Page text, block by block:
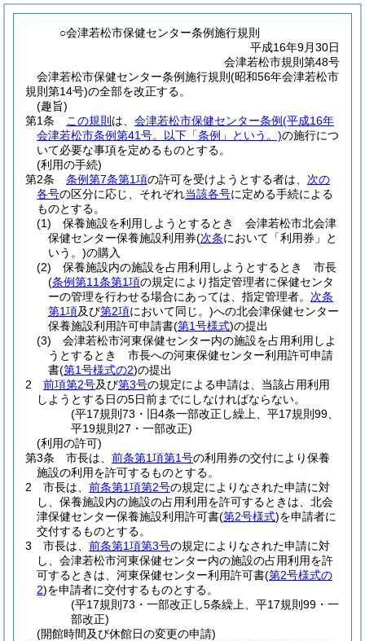
○会津若松市保健センター条例施行規則
平成16年9月30日
会津若松市規則第48号
会津若松市保健センター条例施行規則(昭和56年会津若松市
規則第14号)の全部を改正する。
(趣旨)
第1条
この規則 は、 会津若松市保健センター条例(平成16年
会津若松市条例第41号。以下「条例」という。)の施行につ
いて必要な事項を定めるものとする。
(利用の手続)
第2条
条例第7条第1項の許可を受けようとする者は、 次の
各号の区分に応じ、それぞれ当該各号に定める手続による
ものとする。
(1)
保養施設を利用しようとするとき 会津若松市北会津
保健センター保養施設利用券(次条において「利用券」と
いう。)の購入
(2)
保養施設内の施設を占用利用しようとするとき 市長
(条例第11条第1項の規定により指定管理者に保健センタ
ーの管理を行わせる場合にあっては、指定管理者。 次条
第1項及び第2項において同じ。)への北会津保健センター
保養施設利用許可申請書(第1号様式)の提出
(3)
会津若松市河東保健センター内の施設を占用利用しよ
うとするとき 市長への河東保健センター利用許可申請
書(第1号様式の2)の提出
2
前項第2号及び第3号の規定による申請は、当該占用利用
しようとする日の5日前までにしなければならない。
(平17規則73・旧4条一部改正し繰上、平17規則99、
平19規則27・一部改正)
(利用の許可)
第3条
市長は、 前条第1項第1号の利用券の交付により保養
施設の利用を許可するものとする。
2
市長は、 前条第1項第2号の規定によりなされた申請に対
し、保養施設内の施設の占用利用を許可するときは、北会
津保健センター保養施設利用許可書(第2号様式)を申請者に
交付するものとする。
3
市長は、 前条第1項第3号の規定によりなされた申請に対
し、会津若松市河東保健センター内の施設の占用利用を許
可するときは、河東保健センター利用許可書(第2号様式の
2)を申請者に交付するものとする。
(平17規則73・一部改正し5条繰上、平17規則99・一
部改正)
(開館時間及び休館日の変更の申請)